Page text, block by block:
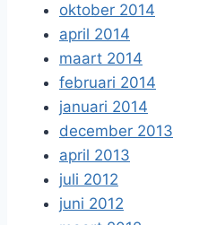
oktober 2014
april 2014
maart 2014
februari 2014
januari 2014
december 2013
april 2013
juli 2012
juni 2012